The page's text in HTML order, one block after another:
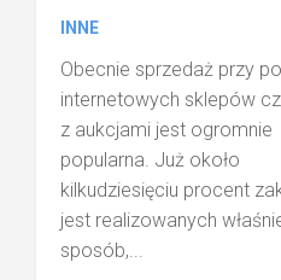
INNE
Obecnie sprzedaż przy
internetowych sklepów
z aukcjami jest ogromnie
popularna. Już około
kilkudziesięciu procent
jest realizowanych
sposób,...